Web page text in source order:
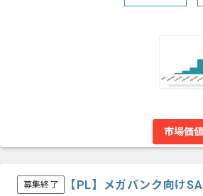
市場価
募集終了 【PL】メガバンク向け